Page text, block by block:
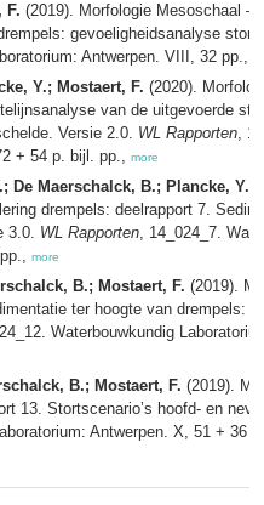
F. (2019). Morfologie Mesoschaal –
gevoeligheidsanalyse
Antwerpen. VIII, 32 pp.,
Y.; Mostaert, F. (2020).
van de uitgevoerde
Versie 2.0. WL Rapporten,
+ 54 p. bijl. pp., more
De Maerschalck, B.; Plancke, Y.;
drempels: deelrapport 7.
3.0. WL Rapporten, 14_024_7.
more
B.; Mostaert, F. (2019).
ter hoogte van drempels:
Waterbouwkundig
B.; Mostaert, F. (2019).
13. Stortscenario’s hoofd- en
Antwerpen. X, 51 + 36